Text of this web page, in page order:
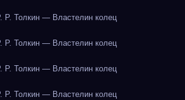
Р. Толкин — Властелин колец
Р. Толкин — Властелин колец
Р. Толкин — Властелин колец
Р. Толкин — Властелин колец